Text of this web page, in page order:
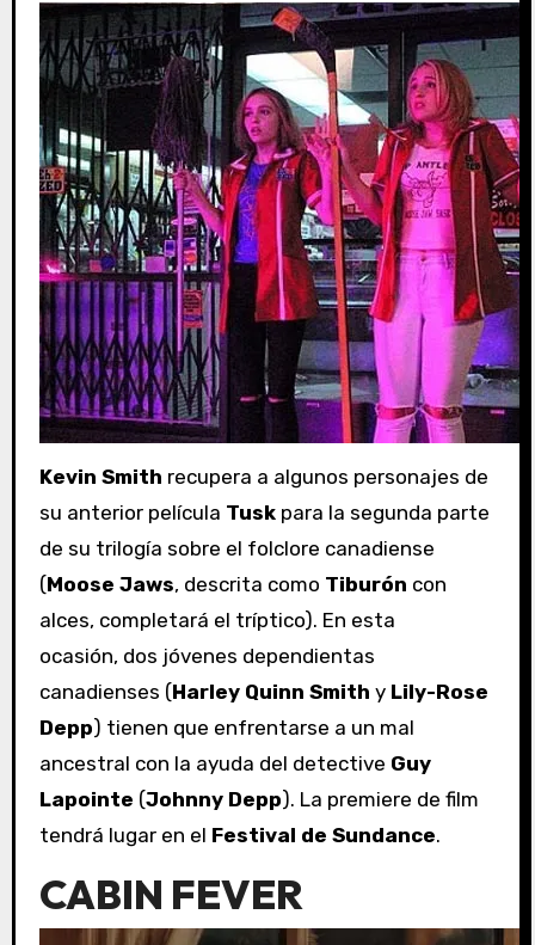
Kevin Smith recupera a algunos personajes de
su anterior película Tuskpara la segunda parte
de su trilogía sobre el folclore canadiense
(Moose Jaws, descrita como Tiburón con
alces, completará el tríptico). En esta
ocasión, dos jóvenes dependientas
canadienses (Harley Quinn Smith y Lily-Rose
Depp) tienen que enfrentarse a un mal
ancestral con la ayuda del detective Guy
Lapointe (Johnny Depp). La premiere de film
tendrá lugar en el Festival de Sundance.
CABIN FEVER